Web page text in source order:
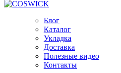
Блог
Каталог
Укладка
Доставка
Полезные видео
Контакты